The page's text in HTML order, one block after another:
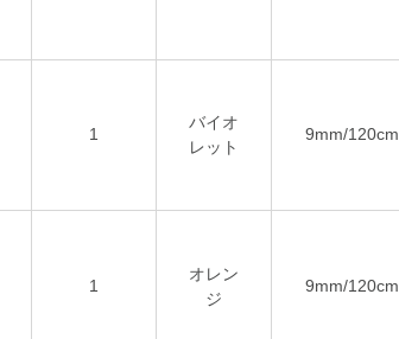
1
バイオ
レット
9mm/120cm
1
オレン
ジ
9mm/120cm